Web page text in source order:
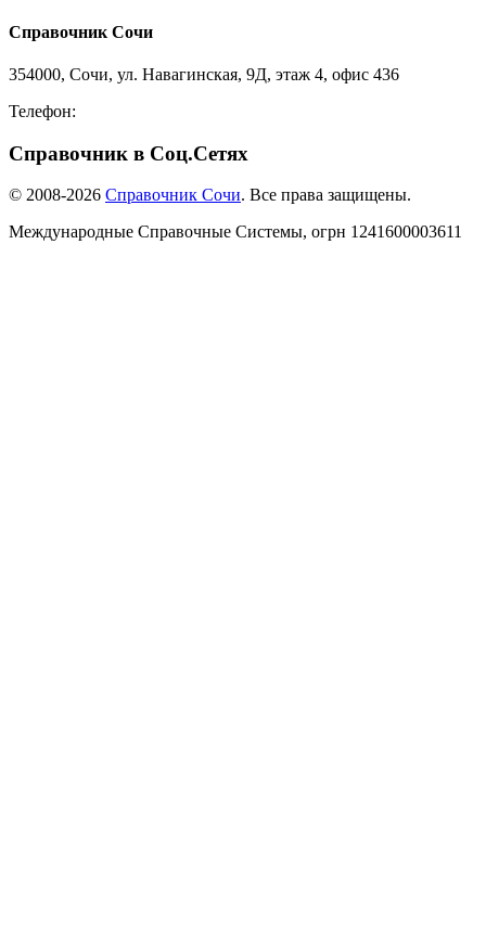
Справочник Сочи
354000, Сочи, ул. Навагинская, 9Д, этаж 4, офис 436
Телефон:
Справочник в Соц.Сетях
© 2008-2026 Справочник Сочи. Все права защищены.
Международные Справочные Системы, огрн 1241600003611